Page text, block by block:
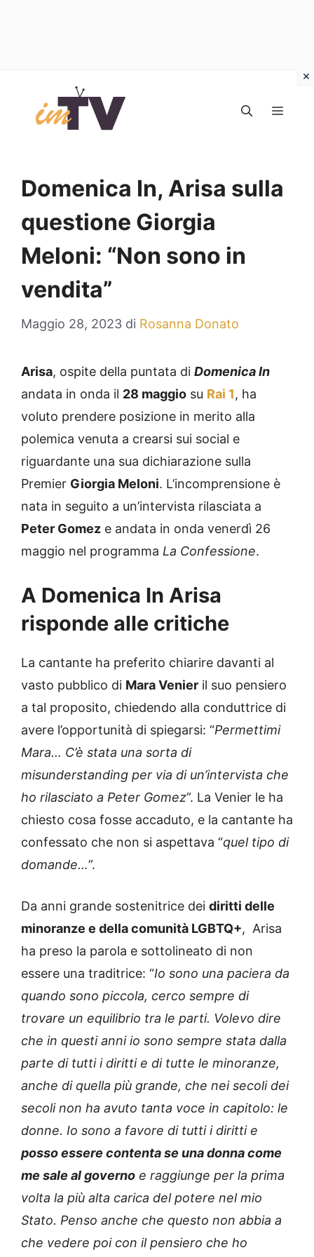
contenuto
Domenica In, Arisa sulla
questione Giorgia
Meloni: “Non sono in
vendita”
Maggio 28, 2023 di Rosanna Donato
Arisa, ospite della puntata di Domenica In
andata in onda il 28 maggio su Rai 1, ha
voluto prendere posizione in merito alla
polemica venuta a crearsi sui social e
riguardante una sua dichiarazione sulla
Premier Giorgia Meloni. L’incomprensione è
nata in seguito a un’intervista rilasciata a
Peter Gomez e andata in onda venerdì 26
maggio nel programma La Confessione.
A Domenica In Arisa
risponde alle critiche
La cantante ha preferito chiarire davanti al
vasto pubblico di Mara Venier il suo pensiero
a tal proposito, chiedendo alla conduttrice di
avere l’opportunità di spiegarsi: “Permettimi
Mara… C’è stata una sorta di
misunderstanding per via di un’intervista che
ho rilasciato a Peter Gomez”. La Venier le ha
chiesto cosa fosse accaduto, e la cantante ha
confessato che non si aspettava “quel tipo di
domande…”.
Da anni grande sostenitrice dei diritti delle
minoranze e della comunità LGBTQ+, Arisa
ha preso la parola e sottolineato di non
essere una traditrice: “Io sono una paciera da
quando sono piccola, cerco sempre di
trovare un equilibrio tra le parti. Volevo dire
che in questi anni io sono sempre stata dalla
parte di tutti i diritti e di tutte le minoranze,
anche di quella più grande, che nei secoli dei
secoli non ha avuto tanta voce in capitolo: le
donne. Io sono a favore di tutti i diritti e
posso essere contenta se una donna come
me sale al governo e raggiunge per la prima
volta la più alta carica del potere nel mio
Stato. Penso anche che questo non abbia a
che vedere poi con il pensiero che ho